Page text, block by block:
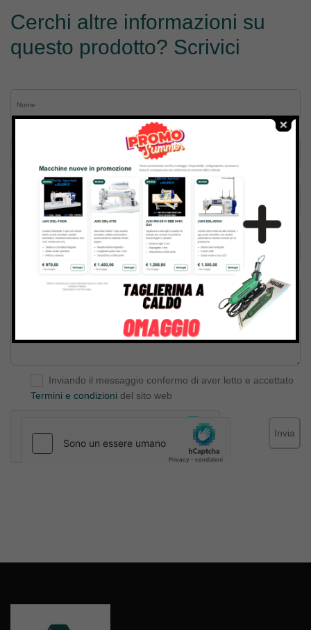
Cerchi altre informazioni su
questo prodotto? Scrivici
Inviando il messaggio confermo di aver letto e accettato
Termini e condizioni del sito web
Invia